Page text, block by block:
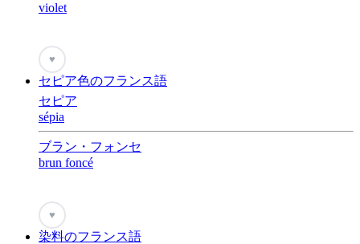
violet
♥
セピア色のフランス語
セピア
sépia
ブラン・フォンセ
brun foncé
♥
染料のフランス語